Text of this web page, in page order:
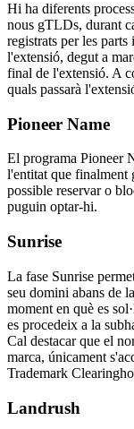
Hi ha diferents
nous gTLDs, durant
registrats per les
l'extensió, degut a
final de l'extensió. A
quals passarà
Pioneer Name
El programa Pioneer
l'entitat que finalment
possible reservar o
puguin optar-hi.
Sunrise
La fase Sunrise
seu domini abans de
moment en què es
es procedeix a la
Cal destacar que el
marca, únicament
Trademark
Landrush